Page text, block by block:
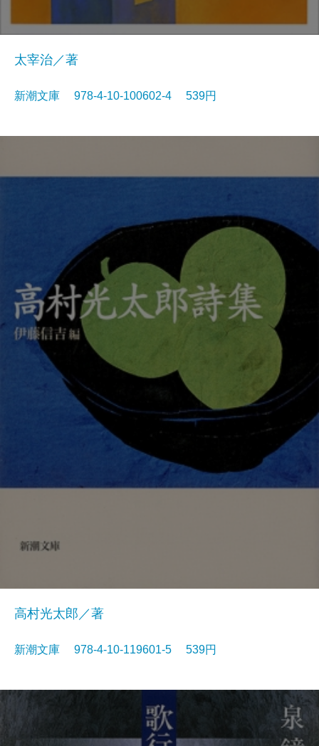
太宰治／著
新潮文庫 978-4-10-100602-4 539円
高村光太郎／著
新潮文庫 978-4-10-119601-5 539円